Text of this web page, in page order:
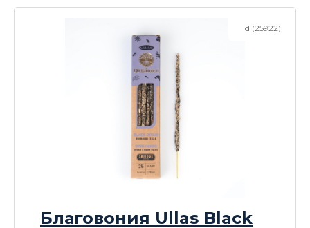
id (25922)
Благовония Ullas Black